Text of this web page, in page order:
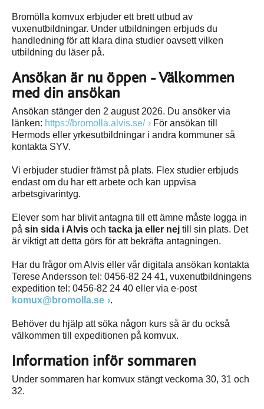
Bromölla komvux erbjuder ett brett utbud av
vuxenutbildningar. Under utbildningen erbjuds du
handledning för att klara dina studier oavsett vilken
utbildning du läser på.
Ansökan är nu öppen - Välkommen
med din ansökan
Ansökan stänger den 2 august 2026. Du ansöker via
länken: https://bromolla.alvis.se/
För ansökan till
Hermods eller yrkesutbildningar i andra kommuner så
kontakta SYV.
Vi erbjuder studier främst på plats. Flex studier erbjuds
endast om du har ett arbete och kan uppvisa
arbetsgivarintyg.
Elever som har blivit antagna till ett ämne måste logga in
på sin sida i Alvis och tacka ja eller nej till sin plats. Det
är viktigt att detta görs för att bekräfta antagningen.
Har du frågor om Alvis eller vår digitala ansökan kontakta
Terese Andersson tel: 0456-82 24 41, vuxenutbildningens
expedition tel: 0456-82 24 40 eller via e-post
komux@bromolla.se
.
Behöver du hjälp att söka någon kurs så är du också
välkommen till expeditionen på komvux.
Information inför sommaren
Under sommaren har komvux stängt veckorna 30, 31 och
32.